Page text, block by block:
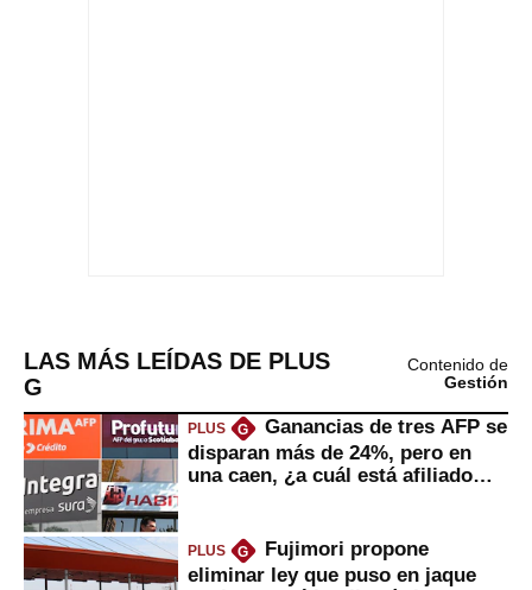
LAS MÁS LEÍDAS DE PLUS
G
Contenido de
Gestión
PLUS G
Ganancias de tres AFP se
disparan más de 24%, pero en
una caen, ¿a cuál está afiliado
PLUS G
Fujimori propone
eliminar ley que puso en jaque